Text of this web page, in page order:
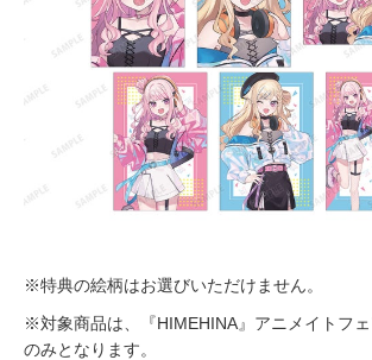
※特典の絵柄はお選びいただけません。
※対象商品は、『HIMEHINA』アニメイトフ
のみとなります。